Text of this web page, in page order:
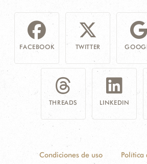
FACEBOOK TWITTER
THREADS LINKEDIN
Condiciones de uso Política